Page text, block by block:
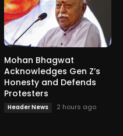
Mohan Bhagwat
Acknowledges Gen Z’s
Honesty and Defends
Protesters
Header News 2 hours ago